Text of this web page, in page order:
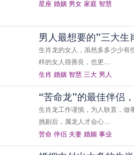
星座 婚姻 男女 家庭 智慧
男人最想要的”三大
生肖龙的女人，虽然多多少少有
样的女人很善良，也更…
生肖 婚姻 智慧 三大 男人
“苦命龙”的最佳伴侣
生肖龙工作谨慎，为人耿直，做
挑剔后，属龙人才会心…
苦命 伴侣 夫妻 婚姻 事业